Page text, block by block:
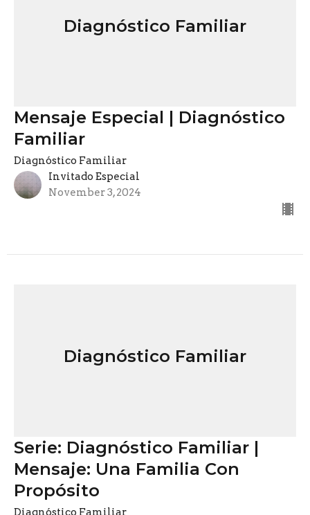
Diagnóstico Familiar
Mensaje Especial | Diagnóstico
Familiar
Diagnóstico Familiar
Invitado Especial
November 3, 2024
Diagnóstico Familiar
Serie: Diagnóstico Familiar |
Mensaje: Una Familia Con
Propósito
Diagnóstico Familiar